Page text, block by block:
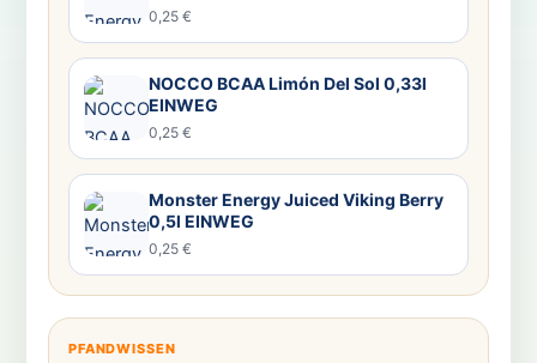
0,25 €
NOCCO BCAA Limón Del Sol 0,33l
EINWEG
0,25 €
Monster Energy Juiced Viking Berry
0,5l EINWEG
0,25 €
PFANDWISSEN